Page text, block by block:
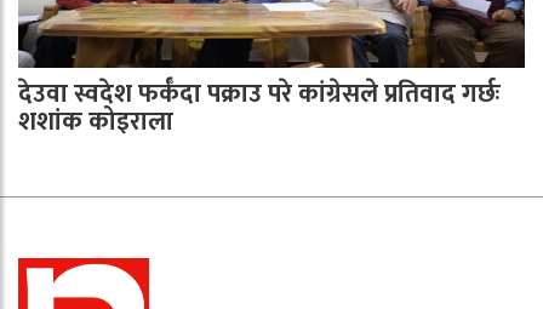
देउवा स्वदेश फर्कँदा पक्राउ परे कांग्रेसले प्रतिवाद गर्छः
शशांक कोइराला